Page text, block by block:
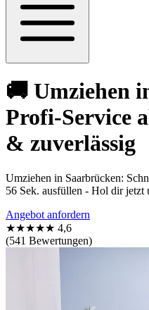
🚚 Umziehen
Profi-Service
& zuverlässig
Umziehen in Saarbrücken:
56 Sek. ausfüllen - Hol dir jetzt
Angebot anfordern
★★★★★ 4,6
(541 Bewertungen)